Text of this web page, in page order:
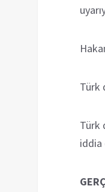
Türk
Türk
iddia